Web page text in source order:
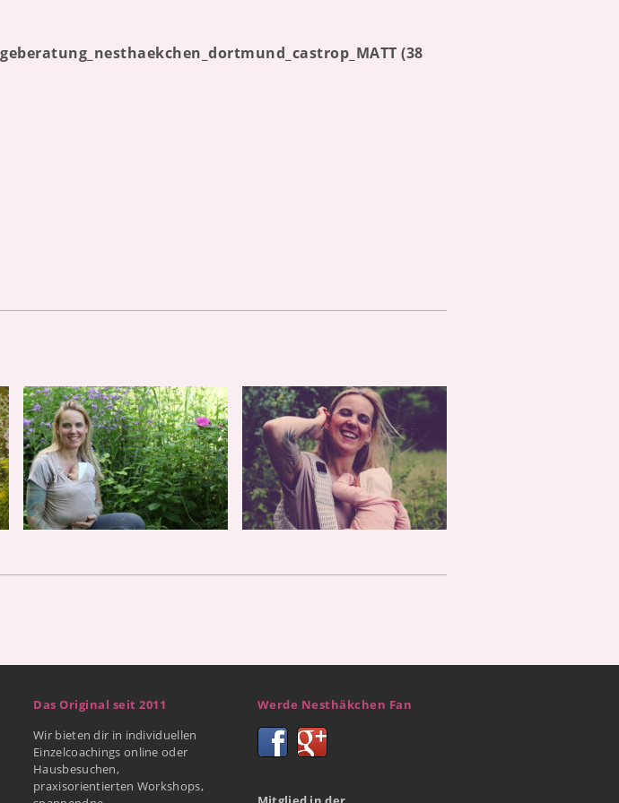
(38
Das Original seit 2011
Wir bieten dir in individuellen
Einzelcoachings online oder
Hausbesuchen,
praxisorientierten Workshops,
Werde Nesthäkchen Fan